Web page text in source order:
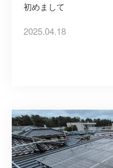
初めまして
2025.04.18